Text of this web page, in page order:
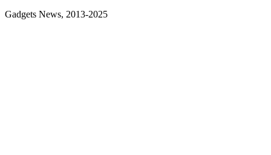
Gadgets News, 2013-2025